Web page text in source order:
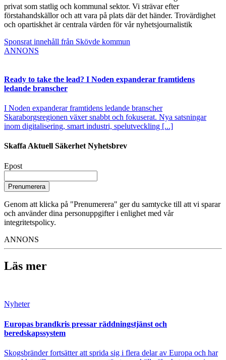
privat som statlig och kommunal sektor. Vi strävar efter
förstahandskällor och att vara på plats där det händer. Trovärdighet
och opartiskhet är centrala värden för vår nyhetsjournalistik
Sponsrat innehåll från Skövde kommun
ANNONS
Ready to take the lead? I Noden expanderar framtidens
ledande branscher
I Noden expanderar framtidens ledande branscher
Skaraborgsregionen växer snabbt och fokuserat. Nya satsningar
inom digitalisering, smart industri, spelutveckling [...]
Skaffa Aktuell Säkerhet Nyhetsbrev
Epost
Prenumerera
Genom att klicka på "Prenumerera" ger du samtycke till att vi sparar
och använder dina personuppgifter i enlighet med vår
integritetspolicy.
ANNONS
Läs mer
Nyheter
Europas brandkris pressar räddningstjänst och
beredskapssystem
Skogsbränder fortsätter att sprida sig i flera delar av Europa och har